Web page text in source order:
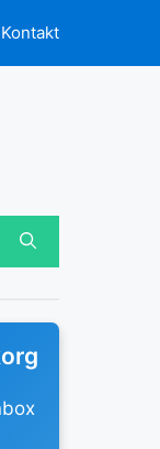
Kontakt